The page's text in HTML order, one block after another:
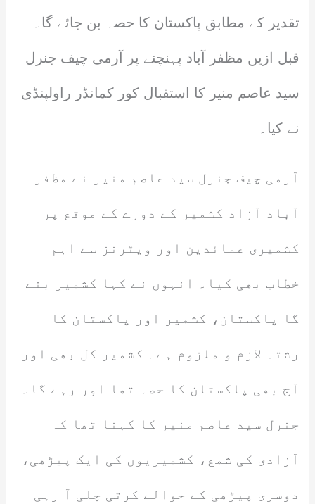
تقدیر کے مطابق پاکستان کا حصہ بن جائے گا۔
قبل ازیں مظفر آباد پہنچنے پر آرمی چیف جنرل
سید عاصم منیر کا استقبال کور کمانڈر راولپنڈی
نے کیا۔
آرمی چیف جنرل سید عاصم منیر نے مظفر
آباد آزاد کشمیر کے دورے کے موقع پر
کشمیری عمائدین اور ویٹرنز سے اہم
خطاب بھی کیا۔ انہوں نے کہا کشمیر بنے
گا پاکستان، کشمیر اور پاکستان کا
رشتہ لازم و ملزوم ہے۔ کشمیر کل بھی اور
آج بھی پاکستان کا حصہ تھا اور رہے گا۔
جنرل سید عاصم منیر کا کہنا تھا کہ
آزادی کی شمع، کشمیریوں کی ایک پیڑھی،
دوسری پیڑھی کے حوالے کرتی چلی آ رہی